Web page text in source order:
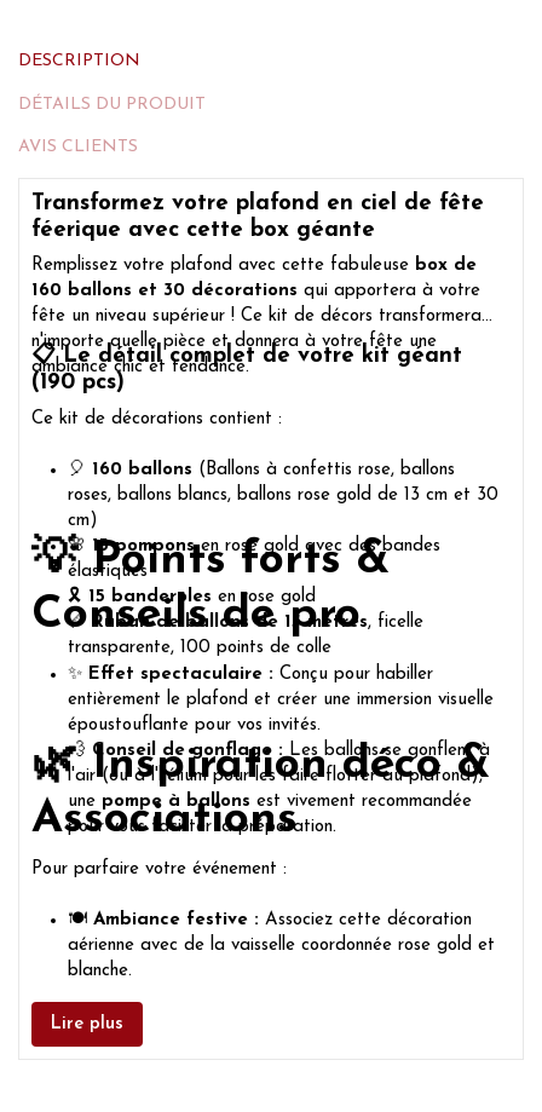
DESCRIPTION
DÉTAILS DU PRODUIT
AVIS CLIENTS
Transformez votre plafond en ciel de fête
féerique avec cette box géante
Remplissez votre plafond avec cette fabuleuse box de
160 ballons et 30 décorations qui apportera à votre
fête un niveau supérieur ! Ce kit de décors transformera
n'importe quelle pièce et donnera à votre fête une
ambiance chic et tendance.
📋 Le détail complet de votre kit géant
(190 pcs)
Ce kit de décorations contient :
🎈 160 ballons (Ballons à confettis rose, ballons
roses, ballons blancs, ballons rose gold de 13 cm et 30
cm)
🌸 15 pomponsen rose gold avec des bandes
élastiques
🎗️ 15 banderoles en rose gold
📏 Ruban de ballons de 15 mètres, ficelle
transparente, 100 points de colle
💡 Points forts &
Conseils de pro
✨ Effet spectaculaire : Conçu pour habiller
entièrement le plafond et créer une immersion visuelle
époustouflante pour vos invités.
💨 Conseil de gonflage : Les ballons se gonflent à
l'air (ou à l'hélium pour les faire flotter au plafond),
une pompe à ballons est vivement recommandée
pour vous faciliter la préparation.
🌿 Inspiration déco &
Associations
Pour parfaire votre événement :
🍽️ Ambiance festive : Associez cette décoration
aérienne avec de la vaisselle coordonnée rose gold et
blanche.
et les rubans pour envelopper vos convives dans une
atmosphère somptueuse.
Lire plus